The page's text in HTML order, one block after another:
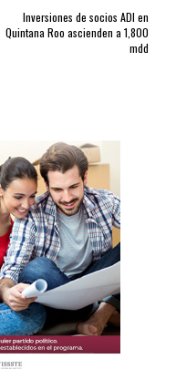
Inversiones de socios ADI en
Quintana Roo ascienden a 1,800
mdd